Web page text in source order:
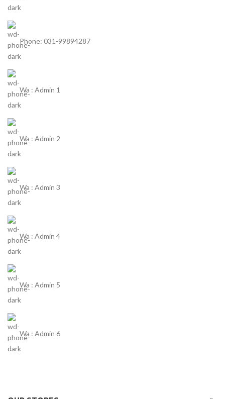
Phone: 031-99894287
Wa : Admin 1
Wa : Admin 2
Wa : Admin 3
Wa : Admin 4
Wa : Admin 5
Wa : Admin 6